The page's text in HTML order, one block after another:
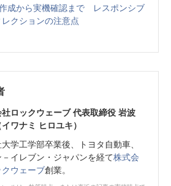
成から実機確認まで レスポンシブ
クションの注意点
ロックウェーブ 代表取締役 岩波
ワナミ ヒロユキ）
学工学部卒業後、トヨタ自動車、
イレブン・ジャパンを経て株式会
ウェーブ創業。